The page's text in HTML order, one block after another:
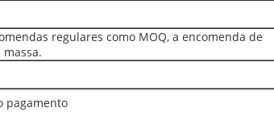
regulares como MOQ, a encomenda de
pagamento